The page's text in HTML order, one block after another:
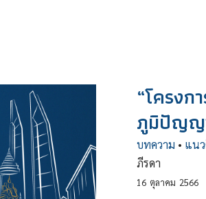
“โครงก
ภูมิปัญ
บทความ • แน
ภีรดา
16 ตุลาคม 2566